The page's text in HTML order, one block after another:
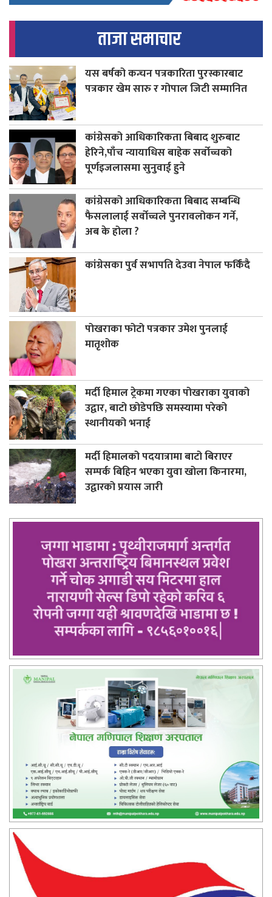
ताजा समाचार
यस बर्षको कन्चन पत्रकारिता पुरस्कारबाट
पत्रकार खेम सारु र गोपाल जिटी सम्मानित
कांग्रेसको आधिकारिकता बिबाद शुरुबाट
हेरिने,पाँच न्यायाधिस बाहेक सर्वोच्चको
पूर्णइजलासमा सुनुवाई हुने
कांग्रेसको आधिकारिकता बिबाद सम्बन्धि
फैसलालाई सर्वोच्चले पुनरावलोकन गर्ने,
अब के होला ?
कांग्रेसका पुर्व सभापति देउवा नेपाल फर्किंदै
पोखराका फोटो पत्रकार उमेश पुनलाई
मातृशोक
मर्दी हिमाल ट्रेकमा गएका पोखराका युवाको
उद्वार, बाटो छोडेपछि समस्यामा परेको
स्थानीयको भनाई
मर्दी हिमालको पदयात्रामा बाटो बिराएर
सम्पर्क बिहिन भएका युवा खोला किनारमा,
उद्वारको प्रयास जारी